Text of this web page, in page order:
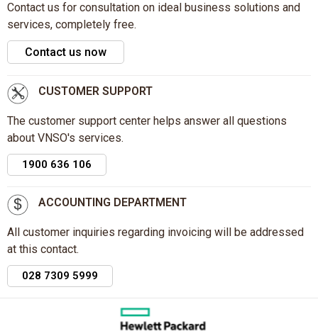
Contact us for consultation on ideal business solutions and
services, completely free.
Contact us now
CUSTOMER SUPPORT
The customer support center helps answer all questions
about VNSO's services.
1900 636 106
ACCOUNTING DEPARTMENT
All customer inquiries regarding invoicing will be addressed
at this contact.
028 7309 5999